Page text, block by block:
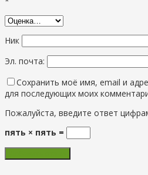
Ник
Эл. почта:
Сохранить моё имя, email и
для последующих моих
Пожалуйста, введите ответ
пять × пять =